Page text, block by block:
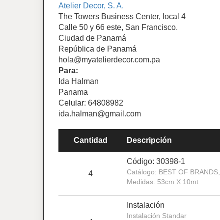
Atelier Decor, S. A.
The Towers Business Center, local 4
Calle 50 y 66 este, San Francisco.
Ciudad de Panamá
República de Panamá
hola@myatelierdecor.com.pa
Para:
Ida Halman
Panama
Celular: 64808982
ida.halman@gmail.com
Cantidad Descripción
4
Código: 30398-1
Catálogo: BEST OF
Medidas: 53cm X 10mt
Instalación
Instalación Standar